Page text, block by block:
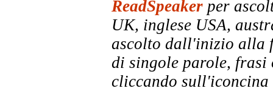
ReadSpeaker per
UK, inglese USA,
ascolto dall'inizio alla
di singole parole, frasi
cliccando sull'iconcina